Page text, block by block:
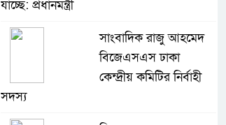
যাচ্ছে: প্রধানমন্ত্রী
সাংবাদিক রাজু আহমেদ
বিজেএসএস ঢাকা
কেন্দ্রীয় কমিটির নির্বাহী
সদস্য